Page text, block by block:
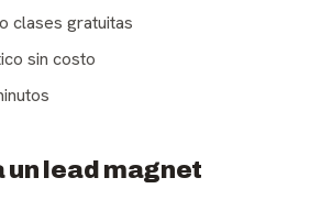
clases gratuitas
sin costo
un lead magnet